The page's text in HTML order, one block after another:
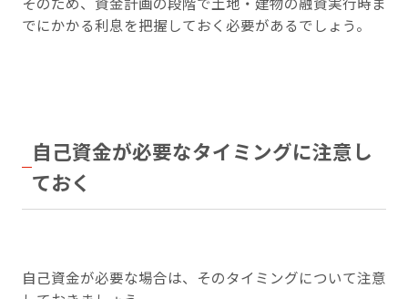
でにかかる利息を把握しておく必要があるでしょう。
自己資金が必要なタイミングに注意し
ておく
自己資金が必要な場合は、そのタイミングについて注意